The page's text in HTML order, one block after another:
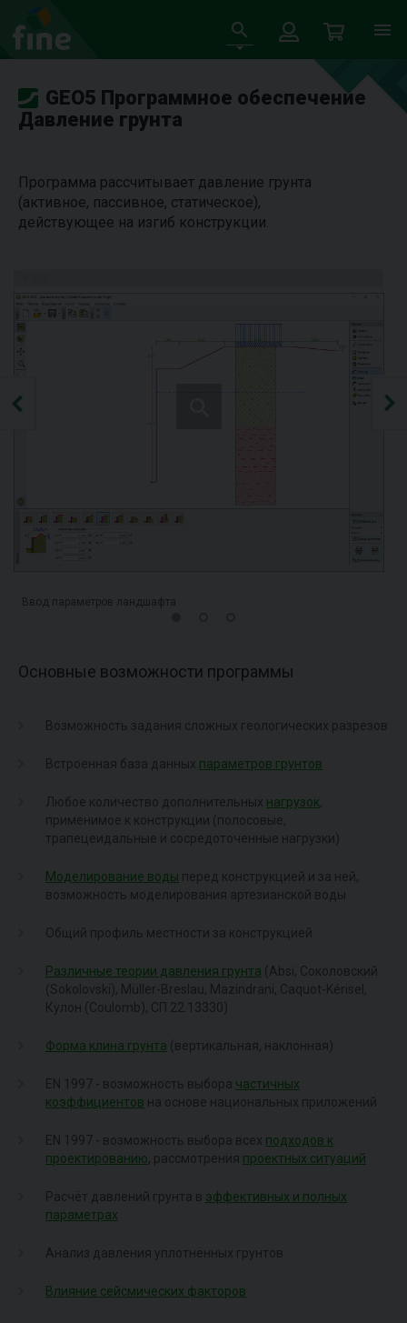
GEO5 Программное обеспечение
Давление грунта
Программа рассчитывает давление грунта
(активное, пассивное, статическое),
действующее на изгиб конструкции.
Ввод параметров ландшафта
Основные возможности программы
Возможность задания сложных геологических разрезов
Встроенная база данных параметров грунтов
Любое количество дополнительных нагрузок,
применимое к конструкции (полосовые,
трапецеидальные и сосредоточенные нагрузки)
Моделирование воды перед конструкцией и за ней,
возможность моделирования артезианской воды
Общий профиль местности за конструкцией
Различные теории давления грунта (Absi, Соколовский
(Sokolovski), Müller-Breslau, Mazindrani, Caquot-Kérisel,
Кулон (Coulomb), СП 22.13330)
Форма клина грунта (вертикальная, наклонная)
EN 1997 - возможность выбора частичных
коэффициентов на основе национальных приложений
EN 1997 - возможность выбора всех подходов к
проектированию, рассмотрения проектных ситуаций
Расчёт давлений грунта в эффективных и полных
параметрах
Анализ давления уплотнённых грунтов
Влияние сейсмических факторов